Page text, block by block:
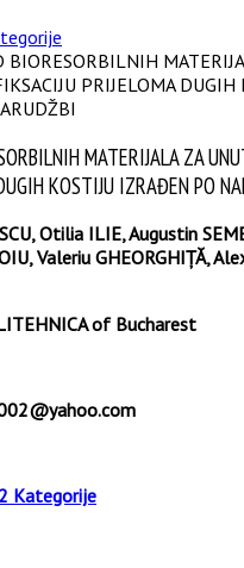
BIORESORBILNIH
PRIJELOMA DUGIH
MATERIJALA ZA
KOSTIJU IZRAĐEN PO
Otilia ILIE, Augustin
Valeriu GHEORGHIȚĂ,
of Bucharest
Kategorije